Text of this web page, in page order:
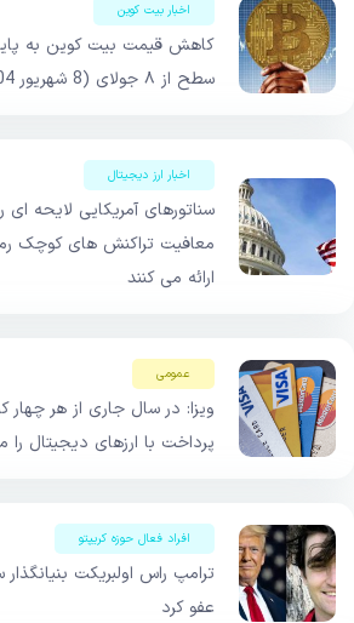
اخبار بیت کوین
کاهش قیمت بیت کوین به
سطح از ۸ جولای (8 شهریور 1404)
اخبار ارز دیجیتال
سناتورهای آمریکایی لایحه ای
معافیت تراکنش های کوچک
ارائه می کنند
عمومی
ویزا: در سال جاری از هر
پرداخت‌ با ارزهای دیجیتال را
افراد فعال حوزه کریپتو
ترامپ راس اولبریکت
عفو کرد